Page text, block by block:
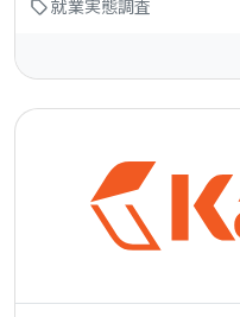
就業実態調査